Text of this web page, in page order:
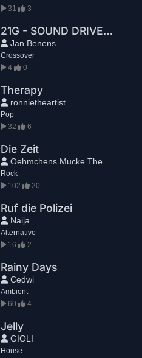
31
3
21G - SOUND DRIVE BY
Jan Benens
Crossover
4
0
Therapy
ronnietheartist
Pop
32
6
Die Zeit
Oehmchens Mucke Theater
Rock
102
20
Ruf die Polizei
Naija
Alternative
16
2
Rainy Days
Cedwi
Ambient
60
4
Jelly
GIOLI
House